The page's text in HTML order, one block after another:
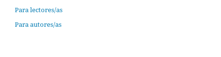
Para lectores/as
Para autores/as